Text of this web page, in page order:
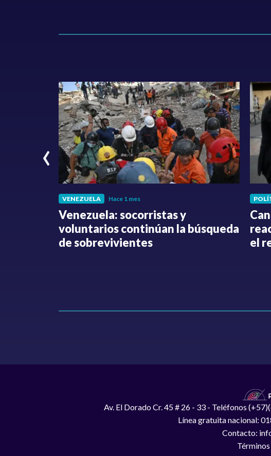
VENEZUELA Hace 1 mes
Venezuela: socorristas y
voluntarios continúan la búsqueda
de sobrevivientes
el
‹
Av. El Dorado Cr. 45 # 26 - 33 - Teléfonos
Línea gratuita nacional:
Contacto: